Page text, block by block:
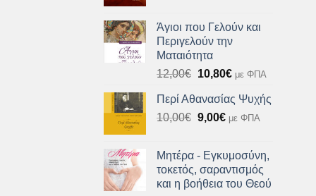
10,90€.είναι:
9,80€.
Άγιοι που Γελούν και
Περιγελούν την
Ματαιότητα
12,00€ Original
was:
12,00€.
10,80€Η
τιμή
είναι:
με ΦΠΑ
Περί Αθανασίας Ψυχής
10,00€ Original
10,00€.
9,00€Η
είναι:
9,00€.
με ΦΠΑ
Μητέρα - Εγκυμοσύνη,
τοκετός, σαραντισμός
και η βοήθεια του Θεού